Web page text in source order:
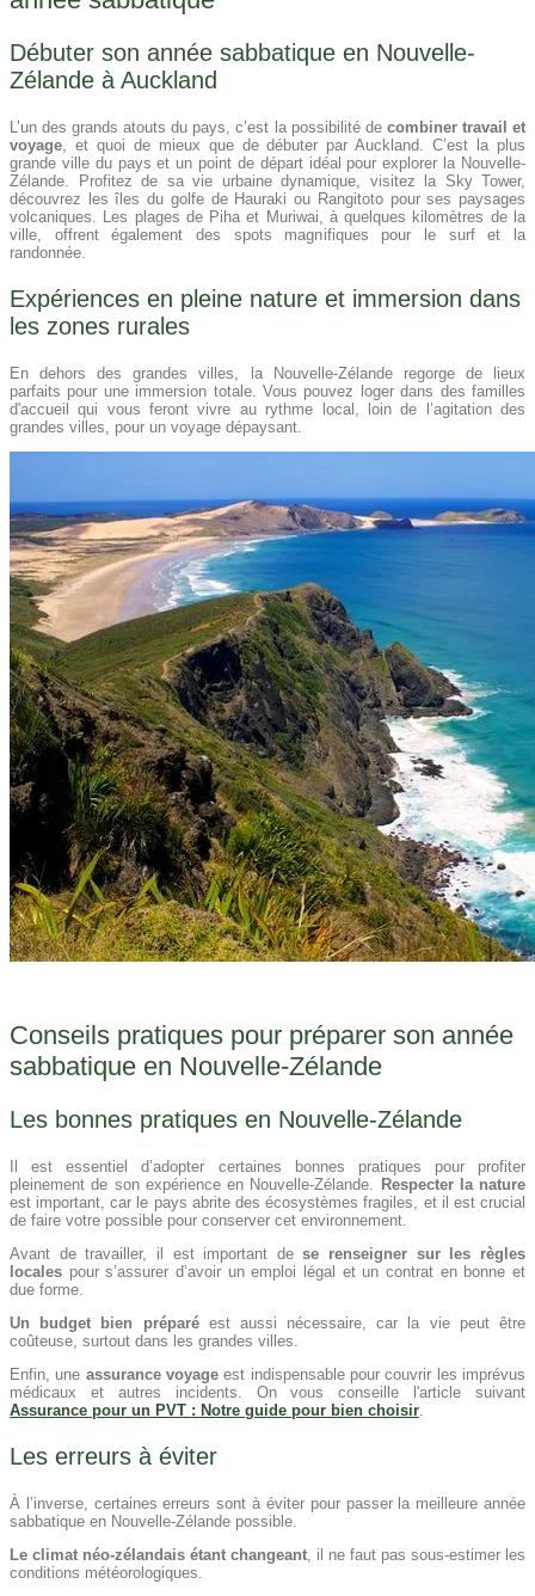
Débuter son année sabbatique en Nouvelle-
Zélande à Auckland
L’un des grands atouts du pays, c’est la possibilité de combiner travail et
voyage , et quoi de mieux que de débuter par Auckland. C’est la plus
grande ville du pays et un point de départ idéal pour explorer la Nouvelle-
Zélande. Profitez de sa vie urbaine dynamique, visitez la Sky Tower,
découvrez les îles du golfe de Hauraki ou Rangitoto pour ses paysages
volcaniques. Les plages de Piha et Muriwai, à quelques kilomètres de la
ville, offrent également des spots magnifiques pour le surf et la
randonnée.
Expériences en pleine nature et immersion dans
les zones rurales
En dehors des grandes villes, la Nouvelle-Zélande regorge de lieux
parfaits pour une immersion totale. Vous pouvez loger dans des familles
d'accueil qui vous feront vivre au rythme local, loin de l’agitation des
grandes villes, pour un voyage dépaysant.
Conseils pratiques pour préparer son année
sabbatique en Nouvelle-Zélande
Les bonnes pratiques en Nouvelle-Zélande
Il est essentiel d’adopter certaines bonnes pratiques pour profiter
pleinement de son expérience en Nouvelle-Zélande. Respecter la nature
est important, car le pays abrite des écosystèmes fragiles, et il est crucial
de faire votre possible pour conserver cet environnement.
Avant de travailler, il est important dese renseigner sur les règles
locales pour s’assurer d’avoir un emploi légal et un contrat en bonne et
due forme.
Un budget bien préparéest aussi nécessaire, car la vie peut être
coûteuse, surtout dans les grandes villes.
Enfin, une assurance voyage est indispensable pour couvrir les imprévus
médicaux et autres incidents. On vous conseille l'article suivant
Assurance pour un PVT : Notre guide pour bien choisir.
Les erreurs à éviter
À l’inverse, certaines erreurs sont à éviter pour passer la meilleure année
sabbatique en Nouvelle-Zélande possible.
Le climat néo-zélandais étant changeant, il ne faut pas sous-estimer les
conditions météorologiques.